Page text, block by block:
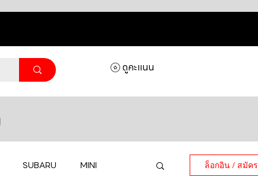
ดูคะแนน
SUBARU MINI ล็อกอิน / สมัค